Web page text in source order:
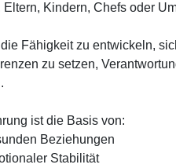
Eltern, Kindern, Chefs oder
Fähigkeit zu entwickeln,
zu setzen,
ist die Basis von:
Beziehungen
Stabilität